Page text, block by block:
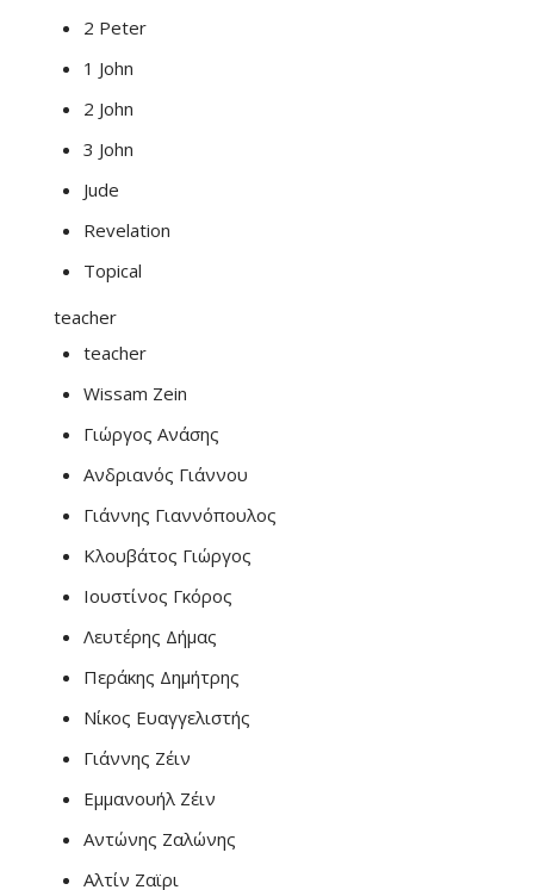
2 Peter
1 John
2 John
3 John
Jude
Revelation
Topical
teacher
teacher
Wissam Zein
Γιώργος Ανάσης
Ανδριανός Γιάννου
Γιάννης Γιαννόπουλος
Κλουβάτος Γιώργος
Ιουστίνος Γκόρος
Λευτέρης Δήμας
Περάκης Δημήτρης
Νίκος Ευαγγελιστής
Γιάννης Ζέιν
Εμμανουήλ Ζέιν
Αντώνης Ζαλώνης
Αλτίν Ζαϊρι